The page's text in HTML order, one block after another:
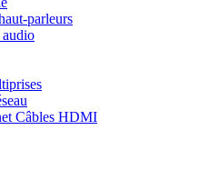
parleurs
audio
Câbles HDMI